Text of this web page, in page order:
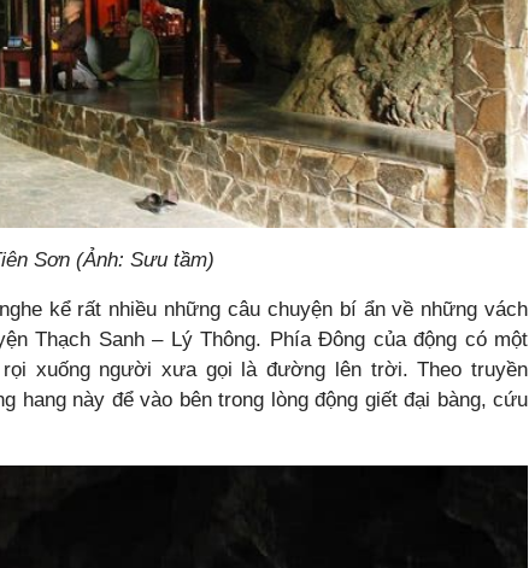
Sơn (Ảnh: Sưu tầm)
kể rất nhiều những câu chuyện bí ẩn về những vách
Thạch Sanh – Lý Thông. Phía Đông của động có một
xuống người xưa gọi là đường lên trời. Theo truyền
hang này để vào bên trong lòng động giết đại bàng, cứu